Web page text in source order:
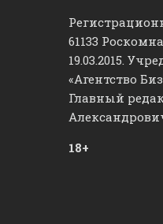
61133
19.03.2015.
«Агентство
Главный
18+